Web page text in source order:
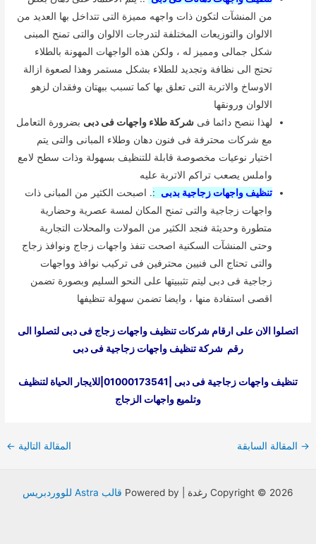
من المنشآت لتكون ذات واجهه مميزة التى تتداخل بها العديد من
الالوان والتوزيعات المختلفة لتدرجات الالوان والتى تمنح المبنى
شكل جمالى ومميز له ، ولكن هذه الواجهات المهونة بالطلاء
تحتج الى نظافة وتجديد للطلاء بشكل مستمر وهذا لصعوة ازالة
الاوساخ والاتربة التى تعلق بها كما تسبب ببهتان وفقدان لزهو
الالوان ورونقها
لهذا ننصح دائما فىشركة طلاء واجهات فى دبى بضرورة التعامل
مع شركات محترفة فى فنون دهان وطلاء المبانى والتى يتم
اختيار نوعيات مخصوصة قابلة للتنظيف بسهولة وذات سطح لامع
واملس يصعب تراكم الاتربة عليه
تنظيف واجهات زجاجية بدبى :. اصبحت الكثير من المبانى ذات
واجهات زجاجية والتى تمنح المكان لمسة عصرية وحضارية
متطورة وحديثة فنجد الكثير من المولات والمحلات التجارية
وحتى المنشآت السكنية اصحت تنفذ واجهات زجاج ونوافذ زجاج
والتى تحتاج الى فنيين محترفين فى تركيب نوافذ وواجهات
زجاجية فى دبى ليتم تثببيتها على النحو السليم وبصورة تضمن
اقصى استفادة منها ، وايضا تضمن سهولة تنظيفها
اتصلوا الان على ارقام شركات تنظيف واجهات زجاج فى دبى لتصلوا الى
رقم شركة تنظيف واجهات زجاجية فى دبى
تنظيف واجهات زجاجية فى دبى |01000173541|للايجار الحياة لتنظيف
وتلميع واجهات الزجاج
Post
→ المقالة السابقة المقالة التالية ←
Copyright © 2026 رغدة | Powered by قالب Astra للووردبريس